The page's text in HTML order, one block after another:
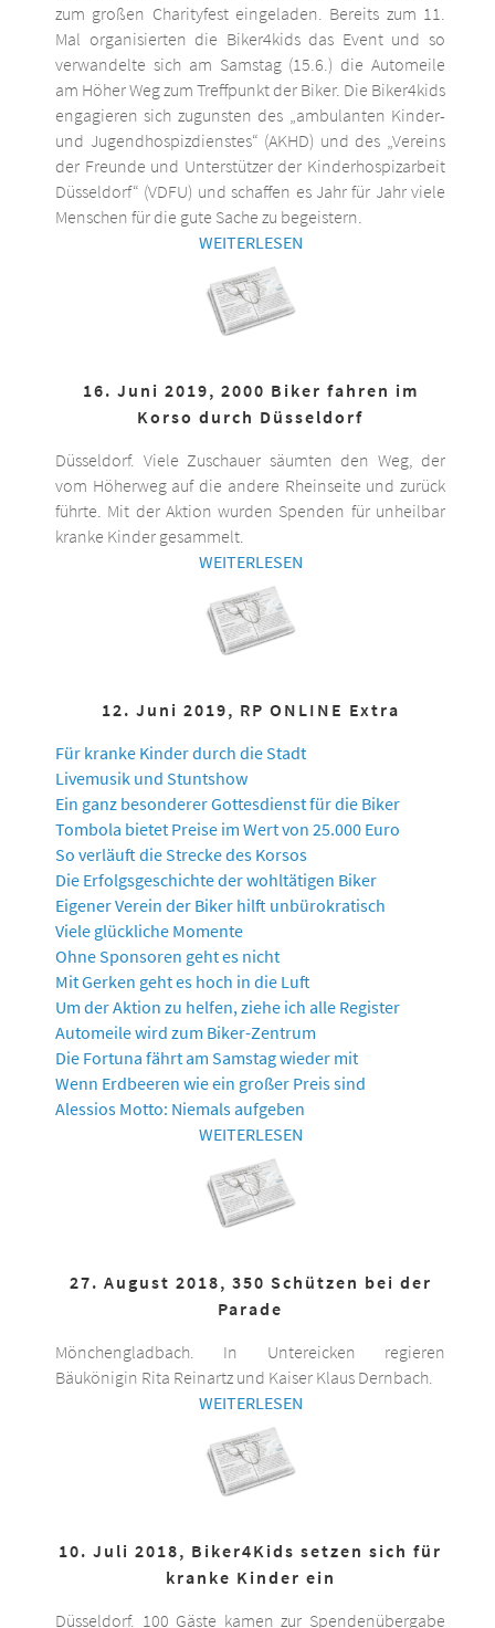
zum großen Charityfest eingeladen. Bereits zum 11.
Mal organisierten die Biker4kids das Event und so
verwandelte sich am Samstag (15.6.) die Automeile
am Höher Weg zum Treffpunkt der Biker. Die Biker4kids
engagieren sich zugunsten des „ambulanten Kinder-
und Jugendhospizdienstes“ (AKHD) und des „Vereins
der Freunde und Unterstützer der Kinderhospizarbeit
Düsseldorf“ (VDFU) und schaffen es Jahr für Jahr viele
Menschen für die gute Sache zu begeistern.
WEITERLESEN
16. Juni 2019, 2000 Biker fahren im
Korso durch Düsseldorf
Düsseldorf. Viele Zuschauer säumten den Weg, der
vom Höherweg auf die andere Rheinseite und zurück
führte. Mit der Aktion wurden Spenden für unheilbar
kranke Kinder gesammelt.
WEITERLESEN
12. Juni 2019, RP ONLINE Extra
Für kranke Kinder durch die Stadt
Livemusik und Stuntshow
Ein ganz besonderer Gottesdienst für die Biker
Tombola bietet Preise im Wert von 25.000 Euro
So verläuft die Strecke des Korsos
Die Erfolgsgeschichte der wohltätigen Biker
Eigener Verein der Biker hilft unbürokratisch
Viele glückliche Momente
Ohne Sponsoren geht es nicht
Mit Gerken geht es hoch in die Luft
Um der Aktion zu helfen, ziehe ich alle Register
Automeile wird zum Biker-Zentrum
Die Fortuna fährt am Samstag wieder mit
Wenn Erdbeeren wie ein großer Preis sind
Alessios Motto: Niemals aufgeben
WEITERLESEN
27. August 2018, 350 Schützen bei der
Parade
Mönchengladbach. In Untereicken regieren
Bäukönigin Rita Reinartz und Kaiser Klaus Dernbach.
WEITERLESEN
10. Juli 2018, Biker4Kids setzen sich für
kranke Kinder ein
Düsseldorf. 100 Gäste kamen zur Spendenübergabe